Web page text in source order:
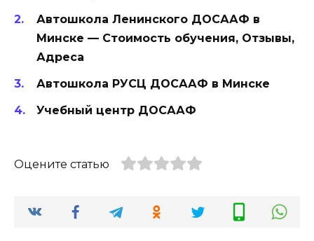
Автошкола Ленинского ДОСААФ в
Минске — Стоимость обучения, Отзывы,
Адреса
Автошкола РУСЦ ДОСААФ в Минске
Учебный центр ДОСААФ
Оцените статью